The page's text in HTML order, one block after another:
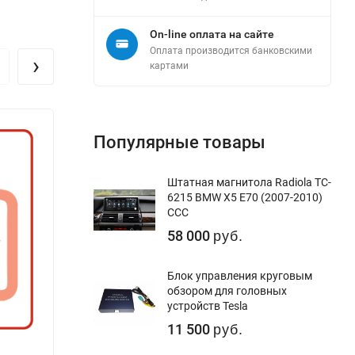
›
On-line оплата на сайте
Оплата производится банковскими
картами
Популярные товары
Штатная магнитола Radiola TC-
6215 BMW X5 E70 (2007-2010)
CCC
58 000 руб.
Блок управления круговым
обзором для головных
устройств Tesla
11 500 руб.